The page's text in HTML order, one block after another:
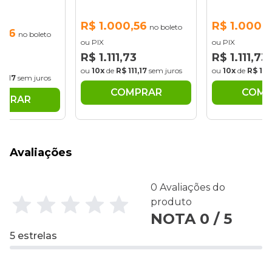
no boleto
sem juros
R$ 1.000,56 no boleto
ou PIX
R$ 1.111,73
ou 10x de R$ 111,17 sem juros
COMPRAR
R$
ou PIX
R$ 1.111,73
ou 10x de R$
Avaliações
0 Avaliações do
produto
NOTA 0 / 5
5 estrelas